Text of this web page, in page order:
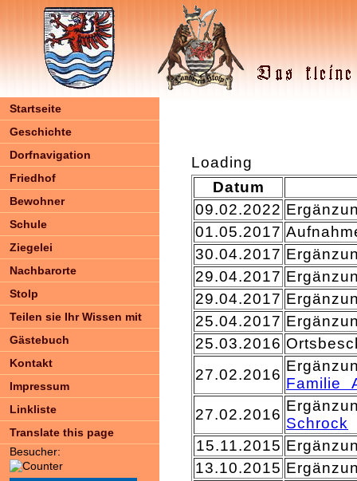
Startseite
Geschichte
Dorfnavigation
Friedhof
Bewohner
Schule
Ziegelei
Nachbarorte
Stolp
Teilen sie Ihr Wissen mit
Gästebuch
Kontakt
Impressum
Linkliste
Translate this page
Besucher:
Loading
Datum
09.02.2022
01.05.2017
30.04.2017
29.04.2017
29.04.2017
25.04.2017
25.03.2016
27.02.2016
Familie
27.02.2016
Schrock
15.11.2015
13.10.2015